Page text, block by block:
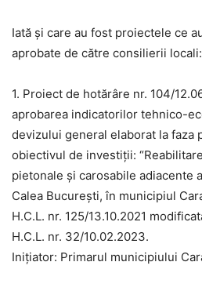
Iată și care au fost proiectele ce
aprobate de către consilierii locali:
1. Proiect de hotărâre nr. 104/
aprobarea indicatorilor tehnico-
devizului general elaborat la faza
obiectivul de investiții:
pietonale și carosabile adiacente
Calea București, în municipiul
H.C.L. nr. 125/13.10.2021
H.C.L. nr. 32/10.02.2023.
Inițiator: Primarul municipiului